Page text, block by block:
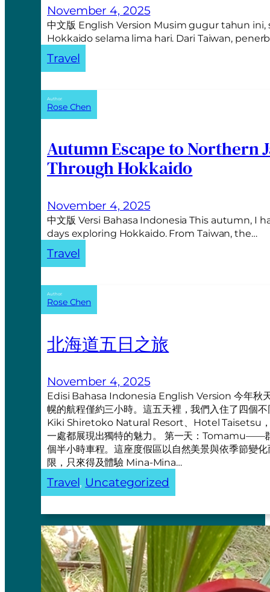
November 4, 2025
中文版 English Version Musim gugur tahun
Hokkaido selama lima hari. Dari Taiwan,
Travel
Author:
Rose Chen
Autumn Escape to Northern
Through Hokkaido
November 4, 2025
中文版 Versi Bahasa Indonesia This autumn,
days exploring Hokkaido. From Taiwan, the…
Travel
Author:
Rose Chen
北海道五日之旅
November 4, 2025
Edisi Bahasa Indonesia English Version 今年秋
幌的航程僅約三小時。這五天裡，我們入住了四
Kiki Shiretoko Natural Resort、Hotel Taisetsu
一處都展現出獨特的魅力。 第一天：Tomamu——
個半小時車程。這座度假區以自然美景與依季節變
限，只來得及體驗 Mina-Mina…
Travel, Uncategorized